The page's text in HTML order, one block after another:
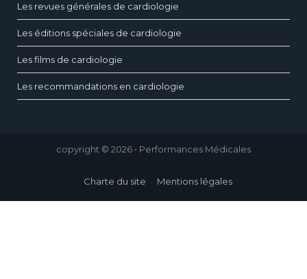
Les revues générales de cardiologie
Les éditions spéciales de cardiologie
Les films de cardiologie
Les recommandations en cardiologie
copyright © 2026 • Performances Médicales
Charte du site Mentions légales